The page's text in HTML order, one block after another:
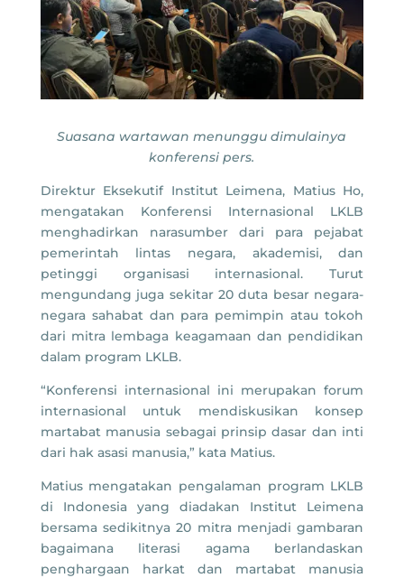
Suasana wartawan menunggu dimulainya
konferensi pers.
Direktur Eksekutif Institut Leimena, Matius Ho,
mengatakan Konferensi Internasional LKLB
menghadirkan narasumber dari para pejabat
pemerintah lintas negara, akademisi, dan
petinggi organisasi internasional. Turut
mengundang juga sekitar 20 duta besar negara-
negara sahabat dan para pemimpin atau tokoh
dari mitra lembaga keagamaan dan pendidikan
dalam program LKLB.
“Konferensi internasional ini merupakan forum
internasional untuk mendiskusikan konsep
martabat manusia sebagai prinsip dasar dan inti
dari hak asasi manusia,” kata Matius.
Matius mengatakan pengalaman program LKLB
di Indonesia yang diadakan Institut Leimena
bersama sedikitnya 20 mitra menjadi gambaran
bagaimana literasi agama berlandaskan
penghargaan harkat dan martabat manusia